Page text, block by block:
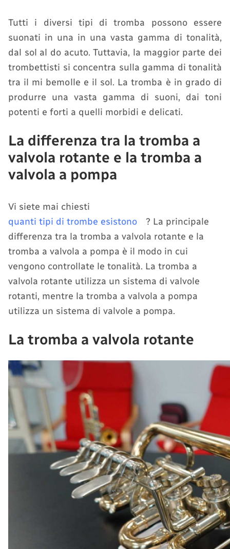
Tutti i diversi tipi di tromba possono essere
suonati in una in una vasta gamma di tonalità,
dal sol al do acuto. Tuttavia, la maggior parte dei
trombettisti si concentra sulla gamma di tonalità
tra il mi bemolle e il sol. La tromba è in grado di
produrre una vasta gamma di suoni, dai toni
potenti e forti a quelli morbidi e delicati.
La differenza tra la tromba a
valvola rotante e la tromba a
valvola a pompa
Vi siete mai chiesti
quanti tipi di trombe esistono
? La principale
differenza tra la tromba a valvola rotante e la
tromba a valvola a pompa è il modo in cui
vengono controllate le tonalità. La tromba a
valvola rotante utilizza un sistema di valvole
rotanti, mentre la tromba a valvola a pompa
utilizza un sistema di valvole a pompa.
La tromba a valvola rotante